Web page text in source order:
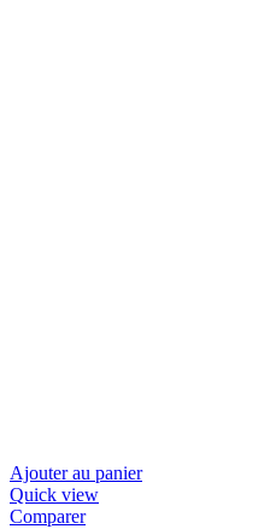
Ajouter au panier
Quick view
Comparer